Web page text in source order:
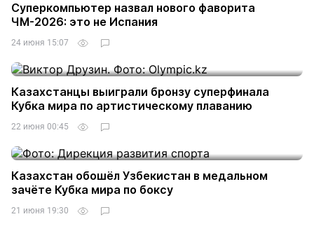
Суперкомпьютер назвал нового фаворита
ЧМ-2026: это не Испания
24 июня 15:07
Казахстанцы выиграли бронзу суперфинала
Кубка мира по артистическому плаванию
22 июня 00:45
Казахстан обошёл Узбекистан в медальном
зачёте Кубка мира по боксу
21 июня 19:30